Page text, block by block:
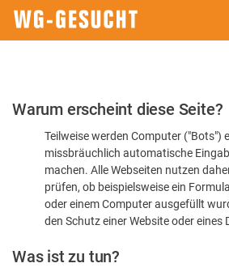
Bitte
dass
sind
Warum erscheint diese Seite?
Teilweise werden Computer ("Bots")
missbräuchlich automatische
machen. Alle Webseiten nutzen
prüfen, ob beispielsweise ein
oder einem Computer ausgefüllt
den Schutz einer Website oder eines
Was ist zu tun?